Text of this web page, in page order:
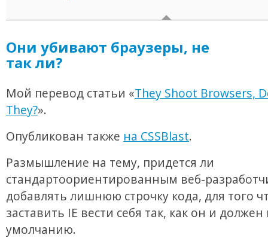
Они убивают браузеры, не
так ли?
Мой перевод статьи «They Shoot Browsers,
They?».
Опубликован также на CSSBlast.
Размышление на тему, придется ли
стандартоориентированным веб-
добавлять лишнюю строчку кода, для того
заставить IE вести себя так, как он и должен
умолчанию.